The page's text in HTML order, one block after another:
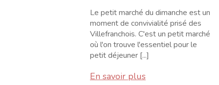
Le petit marché du dimanche est un
moment de convivialité prisé des
Villefranchois. C'est un petit marché
où l'on trouve l'essentiel pour le
petit déjeuner [...]
En savoir plus